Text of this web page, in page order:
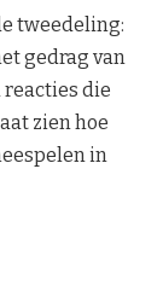
tweedeling:
gedrag van
reacties die
zien hoe
in